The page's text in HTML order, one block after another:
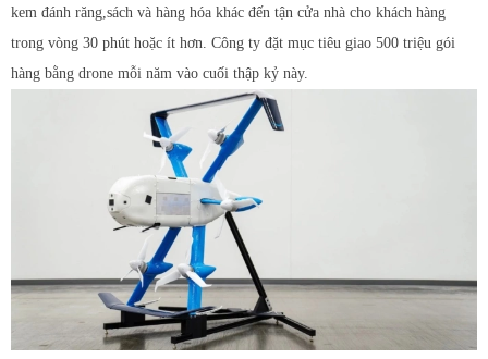
kem đánh răng,sách và hàng hóa khác đến tận cửa nhà cho khách hàng
trong vòng 30 phút hoặc ít hơn. Công ty đặt mục tiêu giao 500 triệu gói
hàng bằng drone mỗi năm vào cuối thập kỷ này.